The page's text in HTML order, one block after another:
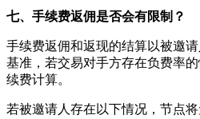
七、手续费返佣是否会有限制？
手续费返佣和返现的结算以被邀
基准，若交易对手方存在负费率
续费计算。
若被邀请人存在以下情况，节点将